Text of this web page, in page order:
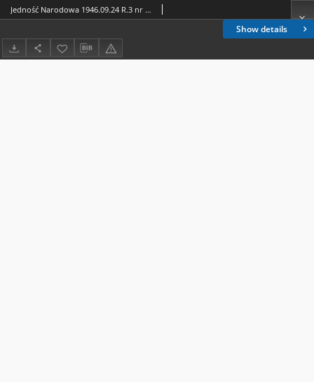
Show details
Jedność Narodowa 1946.09.24 R.3 nr 171